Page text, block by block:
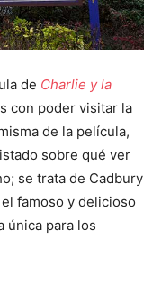
de Charlie y la
con poder visitar la
de la película,
sobre qué ver
se trata de Cadbury
famoso y delicioso
única para los